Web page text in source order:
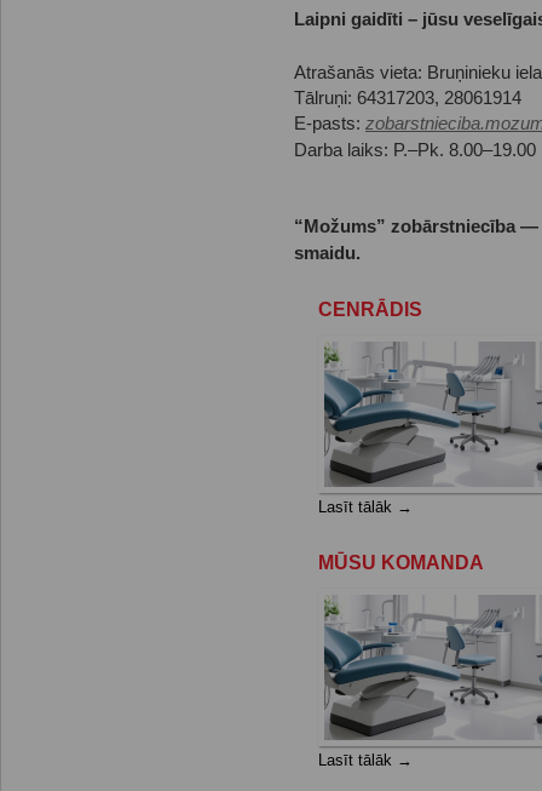
Laipni gaidīti – jūsu
Atrašanās vieta: Bruņinieku
Tālruņi: 64317203, 28061914
E-pasts:
Darba laiks: P.–Pk. 8.00–19.00
“Možums” zobārstniecība
smaidu.
CENRĀDIS
Lasīt tālāk →
MŪSU KOMANDA
Lasīt tālāk →